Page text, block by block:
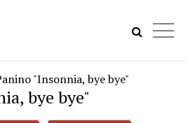
"Insonnia, bye bye"
bye bye"